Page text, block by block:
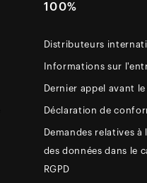
100%
Distributeurs
Informations sur
Dernier appel avant
Déclaration de
Demandes relatives
des données dans le
RGPD